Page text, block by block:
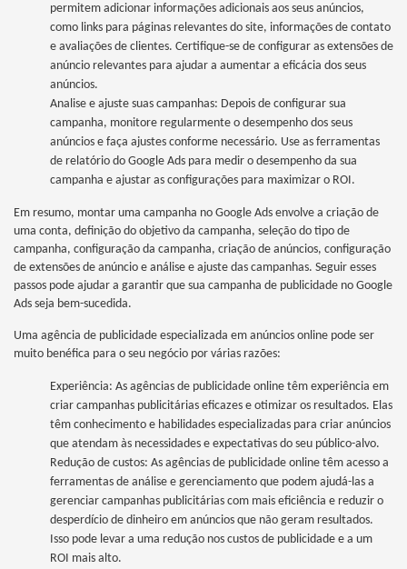
permitem adicionar informações adicionais aos seus anúncios,
como links para páginas relevantes do site, informações de contato
e avaliações de clientes. Certifique-se de configurar as extensões de
anúncio relevantes para ajudar a aumentar a eficácia dos seus
anúncios.
Analise e ajuste suas campanhas: Depois de configurar sua
campanha, monitore regularmente o desempenho dos seus
anúncios e faça ajustes conforme necessário. Use as ferramentas
de relatório do Google Ads para medir o desempenho da sua
campanha e ajustar as configurações para maximizar o ROI.
Em resumo, montar uma campanha no Google Ads envolve a criação de
uma conta, definição do objetivo da campanha, seleção do tipo de
campanha, configuração da campanha, criação de anúncios, configuração
de extensões de anúncio e análise e ajuste das campanhas. Seguir esses
passos pode ajudar a garantir que sua campanha de publicidade no Google
Ads seja bem-sucedida.
Uma agência de publicidade especializada em anúncios online pode ser
muito benéfica para o seu negócio por várias razões:
Experiência: As agências de publicidade online têm experiência em
criar campanhas publicitárias eficazes e otimizar os resultados. Elas
têm conhecimento e habilidades especializadas para criar anúncios
que atendam às necessidades e expectativas do seu público-alvo.
Redução de custos: As agências de publicidade online têm acesso a
ferramentas de análise e gerenciamento que podem ajudá-las a
gerenciar campanhas publicitárias com mais eficiência e reduzir o
desperdício de dinheiro em anúncios que não geram resultados.
Isso pode levar a uma redução nos custos de publicidade e a um
ROI mais alto.